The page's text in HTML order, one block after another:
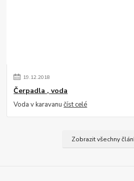
19.12.2018
Čerpadla , voda
Voda v karavanučíst celé
Zobrazit všechny